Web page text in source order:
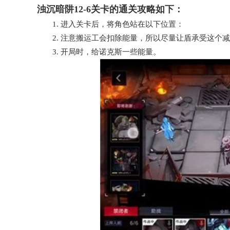
浊沉暗阱12-6关卡的通关攻略如下：
1. 进入关卡后，将角色站在以下位置：
2. 注意搬运工会扣除能量，所以尽量让盾承受这个
3. 开局时，给诺克斯一些能量。